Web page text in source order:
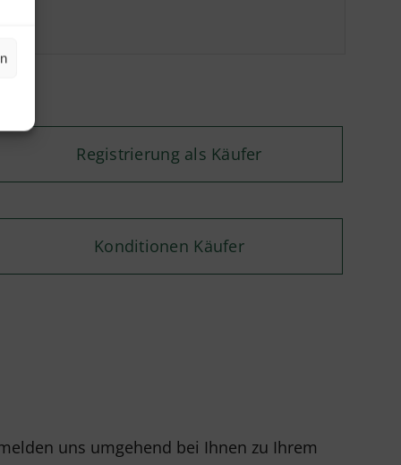
Registrierung als Käufer
Konditionen Käufer
uns umgehend bei Ihnen zu Ihrem